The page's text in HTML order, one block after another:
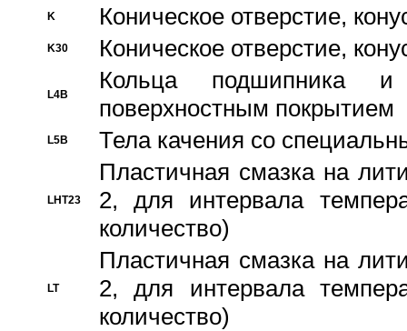
K Коническое отверстие,
K30 Коническое отверстие,
L4B
Кольца подшипника
поверхностным покрытием
L5B Тела качения со
LHT23
Пластичная смазка на
2, для интервала
количество)
LT
Пластичная смазка на
2, для интервала
количество)